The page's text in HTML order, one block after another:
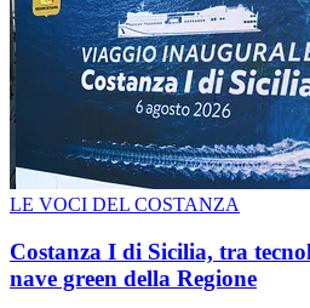
LE VOCI DEL COSTANZA
Costanza I di Sicilia, tra
nave green della Regione